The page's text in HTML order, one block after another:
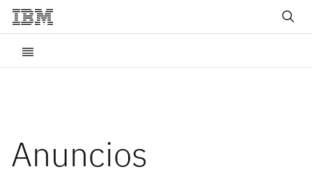
Anuncios